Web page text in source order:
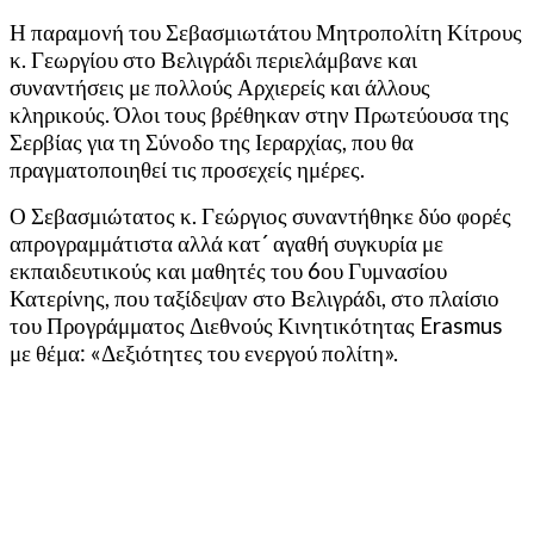
Η παραμονή του Σεβασμιωτάτου Μητροπολίτη Κίτρους
κ. Γεωργίου στο Βελιγράδι περιελάμβανε και
συναντήσεις με πολλούς Αρχιερείς και άλλους
κληρικούς. Όλοι τους βρέθηκαν στην Πρωτεύουσα της
Σερβίας για τη Σύνοδο της Ιεραρχίας, που θα
πραγματοποιηθεί τις προσεχείς ημέρες.
Ο Σεβασμιώτατος κ. Γεώργιος συναντήθηκε δύο φορές
απρογραμμάτιστα αλλά κατ´ αγαθή συγκυρία με
εκπαιδευτικούς και μαθητές του 6ου Γυμνασίου
Κατερίνης, που ταξίδεψαν στο Βελιγράδι, στο πλαίσιο
του Προγράμματος Διεθνούς Κινητικότητας Erasmus
με θέμα: «Δεξιότητες του ενεργού πολίτη».